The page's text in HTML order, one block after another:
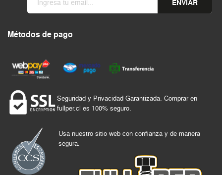
ENVIAR
Métodos de pago
Seguridad y Privacidad Garantizada. Comprar en
fullper.cl es 100% seguro.
Usa nuestro sitio web con confianza y de manera
segura.